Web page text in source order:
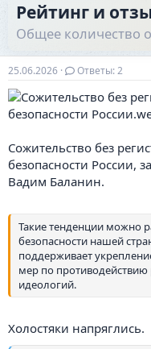
о
р
е
м
ы
н
ч
а
а
Рейтинг и
Общее количество
25.06.2026 Ответы: 2
Сожительство без
безопасности России,
Вадим Баланин.
Такие тенденции можно
безопасности нашей
поддерживает
мер по
идеологий.
Холостяки напряглись.